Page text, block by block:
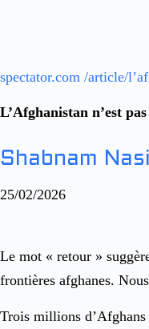
spectator.com /article/
L’Afghanistan n’est
Shabnam
25/02/2026
Le mot « retour »
frontières afghanes.
Trois millions d’Afghans